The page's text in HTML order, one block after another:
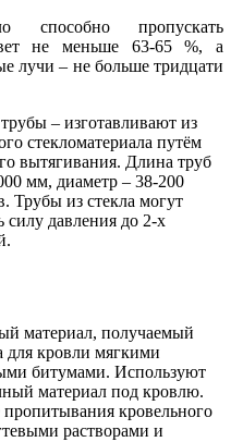
способно пропускать
не меньше 63-65 %, а
лучи – не больше тридцати
– изготавливают из
стекломатериала путём
вытягивания. Длина труб
мм, диаметр – 38-200
Трубы из стекла могут
силу давления до 2-х
материал, получаемый
для кровли мягкими
битумами. Используют
материал под кровлю.
пропитывания кровельного
растворами и